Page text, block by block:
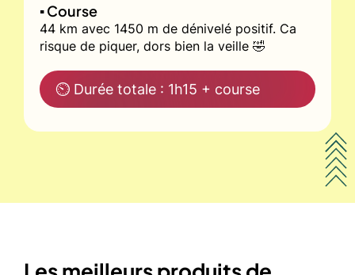
▪️ Course
44 km avec 1450 m de dénivelé positif. Ca
risque de piquer, dors bien la veille 🤣
⏲ Durée totale : 1h15 + course